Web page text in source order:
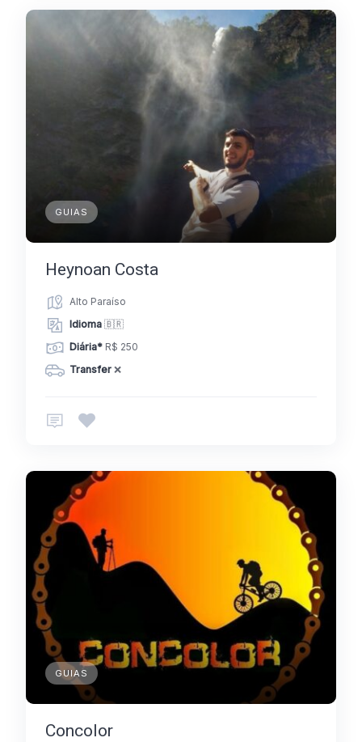
GUIAS
Heynoan Costa
Alto Paraíso
Idioma 🇧🇷
Diária* R$ 250
Transfer ❌
GUIAS
Concolor